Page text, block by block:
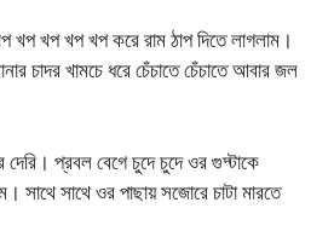
খপ খপ খপ খপ করে রাম ঠাপ দিতে লাগলাম।
চাদর খামচে ধরে চেঁচাতে চেঁচাতে আবার জল
প্রবল বেগে চুদে চুদে ওর গুদ্টাকে
সাথে সাথে ওর পাছায় সজোরে চাটা মারতে